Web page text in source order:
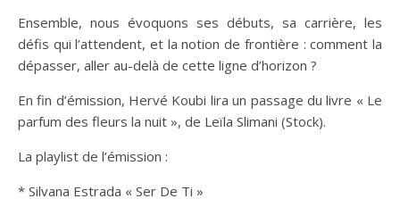
Ensemble, nous évoquons ses débuts, sa carrière, les
défis qui l’attendent, et la notion de frontière : comment la
dépasser, aller au-delà de cette ligne d’horizon ?
En fin d’émission, Hervé Koubi lira un passage du livre « Le
parfum des fleurs la nuit », de Leïla Slimani (Stock).
La playlist de l’émission :
* Silvana Estrada « Ser De Ti »